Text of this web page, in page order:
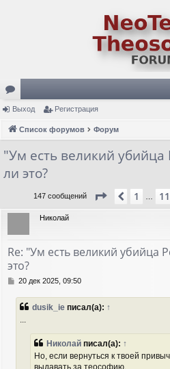
ор
ум
ы
Выход Регистрация
Список форумов Форум
"Ум есть великий убийца
ли это?
147 сообщений Страница 13
Пред.
1 11
Николай
Re: "Ум есть великий убийца
это?
С
о
щ
20 дек 2025, 09:50
dusik_ie писал(а): ↑
...
Николай писал(а): ↑
Но, если вернуться к твоей
выдавать за теософию,